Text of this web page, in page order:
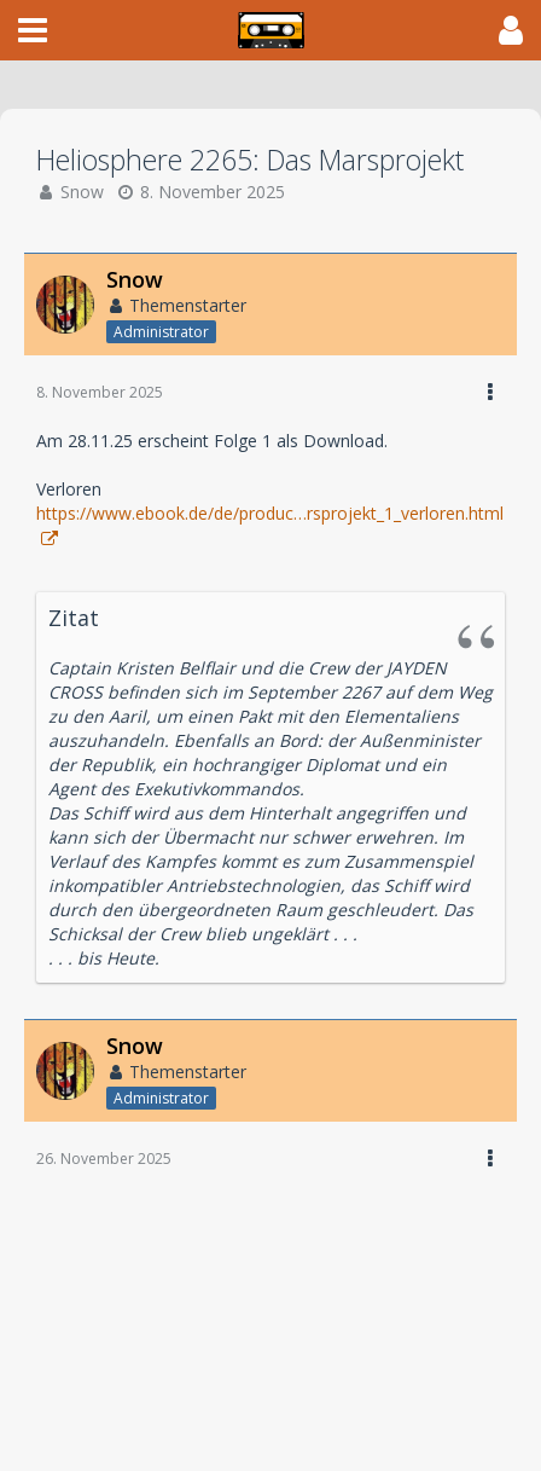
Heliosphere 2265: Das Marsprojekt
Snow 8. November 2025
Snow
Themenstarter
Administrator
8. November 2025
Am 28.11.25 erscheint Folge 1 als Download.
Verloren
https://www.ebook.de/de/produc…rsprojekt_1_verloren.html
Zitat
Captain Kristen Belflair und die Crew der JAYDEN
CROSS befinden sich im September 2267 auf dem Weg
zu den Aaril, um einen Pakt mit den Elementaliens
auszuhandeln. Ebenfalls an Bord: der Außenminister
der Republik, ein hochrangiger Diplomat und ein
Agent des Exekutivkommandos.
Das Schiff wird aus dem Hinterhalt angegriffen und
kann sich der Übermacht nur schwer erwehren. Im
Verlauf des Kampfes kommt es zum Zusammenspiel
inkompatibler Antriebstechnologien, das Schiff wird
durch den übergeordneten Raum geschleudert. Das
Schicksal der Crew blieb ungeklärt . . .
. . . bis Heute.
Snow
Themenstarter
Administrator
26. November 2025